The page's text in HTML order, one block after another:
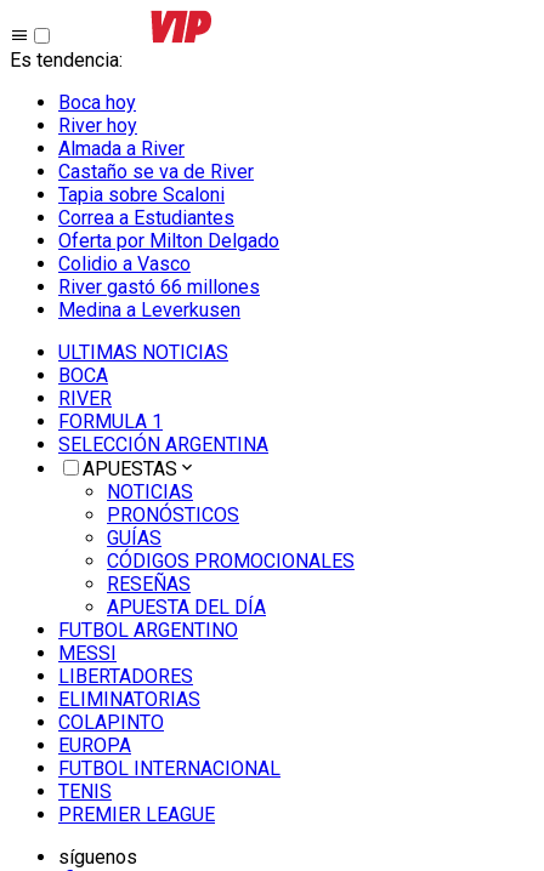
Es tendencia:
Boca hoy
River hoy
Almada a River
Castaño se va de River
Tapia sobre Scaloni
Correa a Estudiantes
Oferta por Milton Delgado
Colidio a Vasco
River gastó 66 millones
Medina a Leverkusen
ULTIMAS NOTICIAS
BOCA
RIVER
FORMULA 1
SELECCIÓN ARGENTINA
APUESTAS
NOTICIAS
PRONÓSTICOS
GUÍAS
CÓDIGOS PROMOCIONALES
RESEÑAS
APUESTA DEL DÍA
FUTBOL ARGENTINO
MESSI
LIBERTADORES
ELIMINATORIAS
COLAPINTO
EUROPA
FUTBOL INTERNACIONAL
TENIS
PREMIER LEAGUE
síguenos